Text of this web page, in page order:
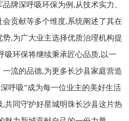
牌深呼吸环保为例,从技术实力、
贡献等多个维度,系统阐述了其在
,为广大业主选择优质治理机构提
吸环保将继续秉承匠心品质,以一
流的品德,为更多长沙县家庭营造
呼吸"成为每一位业主的美好生活
共同守护好星城明珠长沙县这片热